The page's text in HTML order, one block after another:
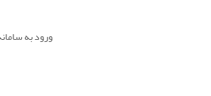
ورود به